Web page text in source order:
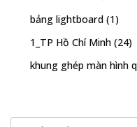
bảng lightboard (1)
1_TP Hồ Chí Minh (24)
khung ghép màn hình